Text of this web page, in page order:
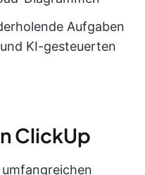
Aufgaben
KI-gesteuerten
ClickUp